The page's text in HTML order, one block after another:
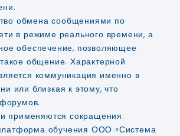
обмена сообщениями по
в режиме реального времени, а
обеспечение, позволяющее
общение. Характерной
коммуникация именно в
или близкая к этому, что
применяются сокращения:
обучения ООО «Система